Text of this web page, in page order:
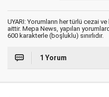
UYARI: Yorumların her türlü cezai
aittir. Mepa News, yapılan
600 karakterle (boşluklu) sınırlıdır.
1 Yorum